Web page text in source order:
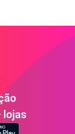
lojas